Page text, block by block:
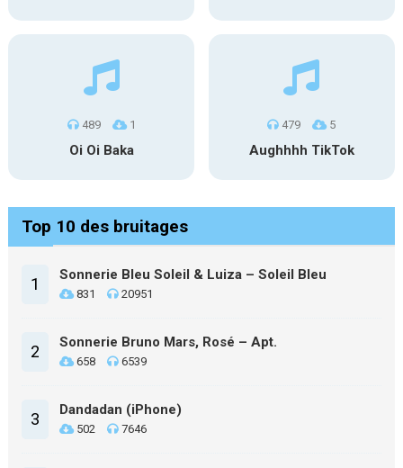
489 1
Oi Oi Baka
479 5
Aughhhh TikTok
Top 10 des bruitages
1 Sonnerie Bleu Soleil & Luiza – Soleil Bleu
831 20951
2 Sonnerie Bruno Mars, Rosé – Apt.
658 6539
3 Dandadan (iPhone)
502 7646